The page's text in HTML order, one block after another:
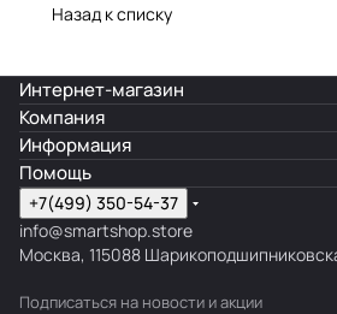
Назад к списку
Интернет-магазин
Компания
Информация
Помощь
+7(499) 350-54-37
info@smartshop.store
Москва, 115088
Подписаться на новости и акции